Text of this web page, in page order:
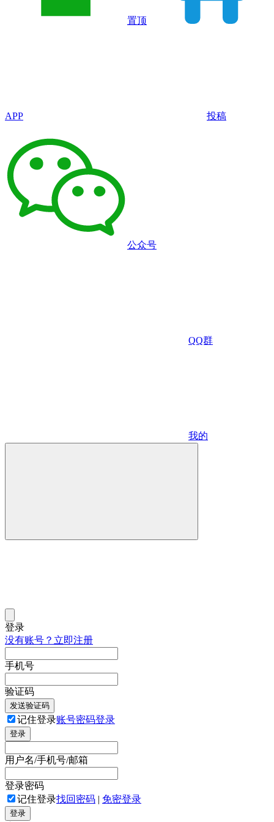
置顶
APP 投稿
公众号
QQ群
我的
登录
没有账号？立即注册
手机号
验证码
发送验证码
记住登录账号密码登录
登录
用户名/手机号/邮箱
登录密码
记住登录找回密码 | 免密登录
登录